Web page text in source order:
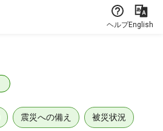
ヘルプEnglish
震災への備え 被災状況